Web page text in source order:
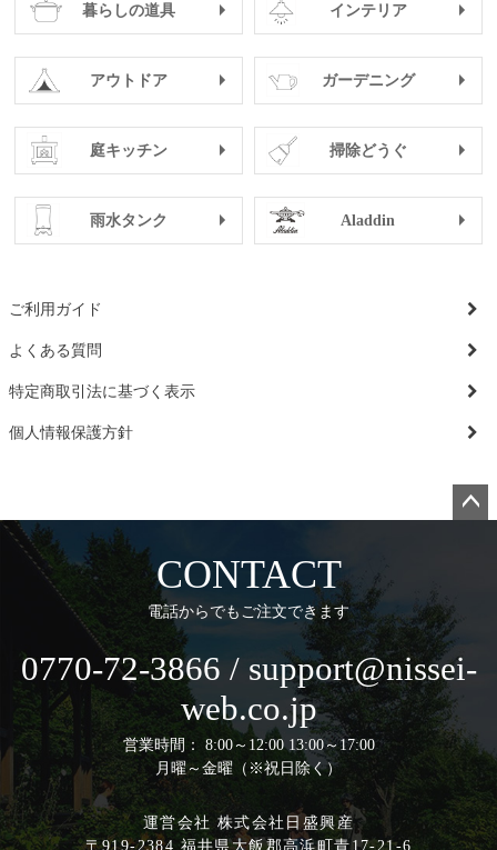
暮らしの道具 インテリア
アウトドア ガーデニング
庭キッチン 掃除どうぐ
雨水タンク Aladdin
ご利用ガイド
よくある質問
特定商取引法に基づく表示
個人情報保護方針
CONTACT
電話からでもご注文できます
0770-72-3866 / support@nissei-
web.co.jp
営業時間： 8:00～12:00 13:00～17:00
月曜～金曜（※祝日除く）
運営会社 株式会社日盛興産
〒919-2384 福井県大飯郡高浜町青17-21-6